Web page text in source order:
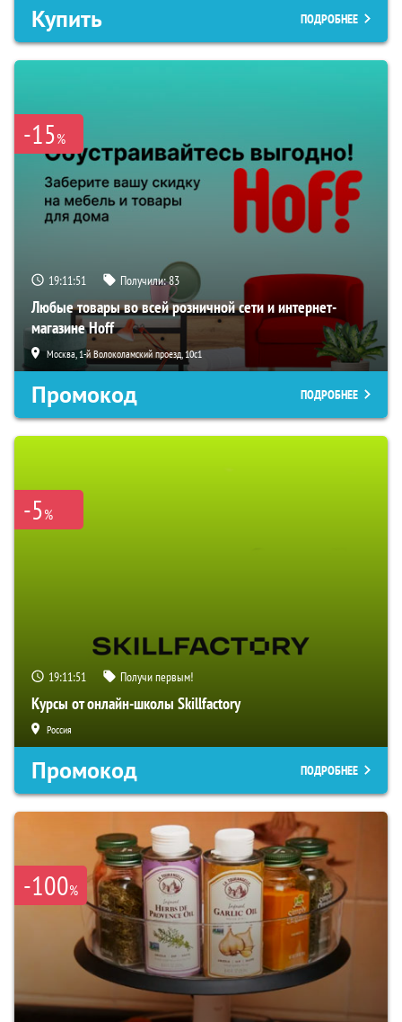
Купить ПОДРОБНЕЕ
-15%
19:11:50 Получили:83
Любые товары во всей розничной сети и интернет-
магазине Hoff
Москва, 1-й Волоколамский проезд, 10с1
Промокод ПОДРОБНЕЕ
-5%
19:11:50 Получи первым!
Курсы от онлайн-школы Skillfactory
Россия
Промокод ПОДРОБНЕЕ
-100%